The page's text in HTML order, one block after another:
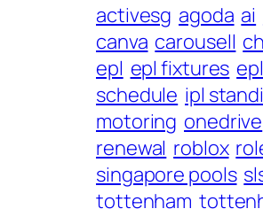
activesg agoda ai
canva carousell
epl epl fixtures
schedule ipl
motoring onedrive
renewal roblox
singapore pools
tottenham